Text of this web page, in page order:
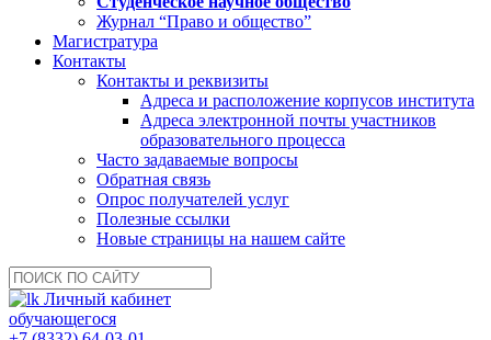
Журнал “Право и общество”
Магистратура
Контакты
Контакты и реквизиты
Адреса и расположение корпусов института
Адреса электронной почты участников
образовательного процесса
Часто задаваемые вопросы
Обратная связь
Опрос получателей услуг
Полезные ссылки
Новые страницы на нашем сайте
Личный кабинет
обучающегося